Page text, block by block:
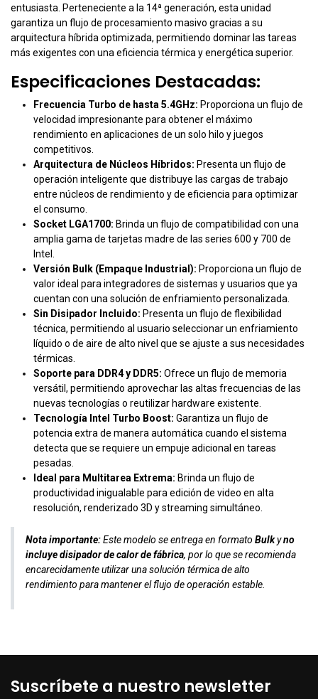
entusiasta. Perteneciente a la 14ª generación, esta unidad
garantiza un flujo de procesamiento masivo gracias a su
arquitectura híbrida optimizada, permitiendo dominar las tareas
más exigentes con una eficiencia térmica y energética superior.
Especificaciones Destacadas:
Frecuencia Turbo de hasta 5.4GHz: Proporciona un flujo de
velocidad impresionante para obtener el máximo
rendimiento en aplicaciones de un solo hilo y juegos
competitivos.
Arquitectura de Núcleos Híbridos: Presenta un flujo de
operación inteligente que distribuye las cargas de trabajo
entre núcleos de rendimiento y de eficiencia para optimizar
el consumo.
Socket LGA1700: Brinda un flujo de compatibilidad con una
amplia gama de tarjetas madre de las series 600 y 700 de
Intel.
Versión Bulk (Empaque Industrial): Proporciona un flujo de
valor ideal para integradores de sistemas y usuarios que ya
cuentan con una solución de enfriamiento personalizada.
Sin Disipador Incluido: Presenta un flujo de flexibilidad
técnica, permitiendo al usuario seleccionar un enfriamiento
líquido o de aire de alto nivel que se ajuste a sus necesidades
térmicas.
Soporte para DDR4 y DDR5: Ofrece un flujo de memoria
versátil, permitiendo aprovechar las altas frecuencias de las
nuevas tecnologías o reutilizar hardware existente.
Tecnología Intel Turbo Boost: Garantiza un flujo de
potencia extra de manera automática cuando el sistema
detecta que se requiere un empuje adicional en tareas
pesadas.
Ideal para Multitarea Extrema: Brinda un flujo de
productividad inigualable para edición de video en alta
resolución, renderizado 3D y streaming simultáneo.
Nota importante:Este modelo se entrega en formato Bulkyno
incluye disipador de calor de fábrica, por lo que se recomienda
encarecidamente utilizar una solución térmica de alto
rendimiento para mantener el flujo de operación estable.
Suscríbete a nuestro newsletter